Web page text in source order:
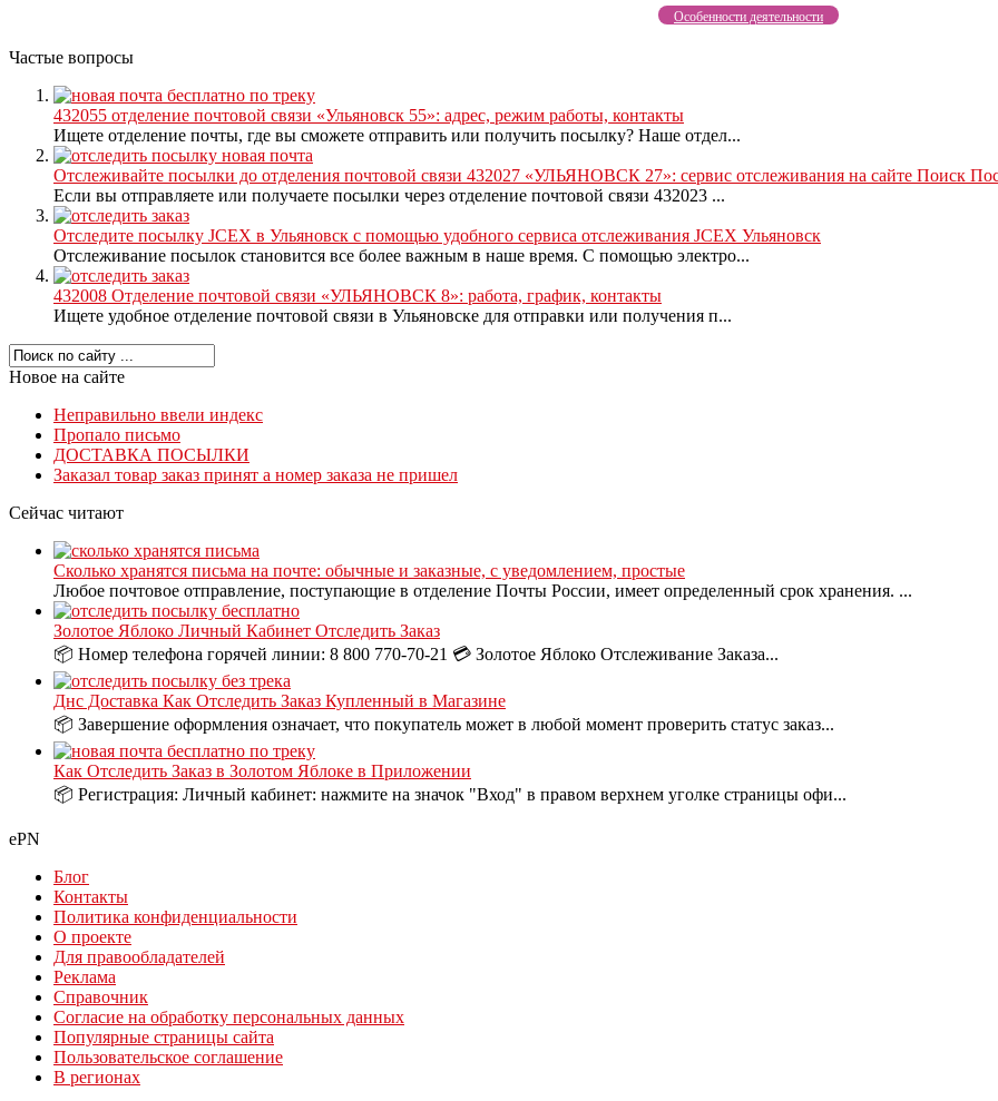
Особенности деятельности
Частые вопросы
432055 отделение почтовой связи «Ульяновск 55»: адрес, режим работы, контакты
Ищете отделение почты, где вы сможете отправить или получить посылку? Наше отдел...
Отслеживайте посылки до отделения почтовой связи 432027 «УЛЬЯНОВСК 27»: сервис отслеживания на сайте Поиск
Если вы отправляете или получаете посылки через отделение почтовой связи 432023 ...
Отследите посылку JCEX в Ульяновск с помощью удобного сервиса отслеживания JCEX Ульяновск
Отслеживание посылок становится все более важным в наше время. С помощью электро...
432008 Отделение почтовой связи «УЛЬЯНОВСК 8»: работа, график, контакты
Ищете удобное отделение почтовой связи в Ульяновске для отправки или получения п...
Новое на сайте
Неправильно ввели индекс
Пропало письмо
ДОСТАВКА ПОСЫЛКИ
Заказал товар заказ принят а номер заказа не пришел
Сейчас читают
Сколько хранятся письма на почте: обычные и заказные, с уведомлением, простые
Любое почтовое отправление, поступающие в отделение Почты России, имеет определенный срок хранения. ...
Золотое Яблоко Личный Кабинет Отследить Заказ
📦 Номер телефона горячей линии: 8 800 770-70-21 💳 Золотое Яблоко Отслеживание Заказа...
Днс Доставка Как Отследить Заказ Купленный в Магазине
📦 Завершение оформления означает, что покупатель может в любой момент проверить статус заказ...
Как Отследить Заказ в Золотом Яблоке в Приложении
📦 Регистрация: Личный кабинет: нажмите на значок "Вход" в правом верхнем уголке страницы офи...
ePN
Блог
Контакты
Политика конфиденциальности
О проекте
Для правообладателей
Реклама
Справочник
Согласие на обработку персональных данных
Популярные страницы сайта
Пользовательское соглашение
В регионах